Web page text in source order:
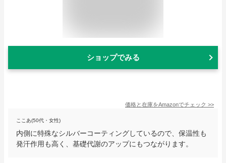
ショップでみる
価格と在庫をAmazonでチェック >>
ここあ(50代・女性)
内側に特殊なシルバーコーティングしているので、保温性も
発汗作用も高く、基礎代謝のアップにもつながります。